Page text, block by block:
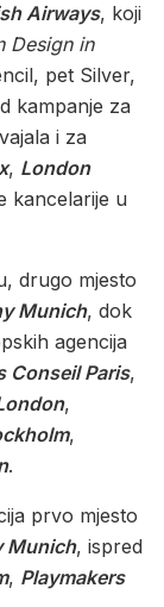
Airways, koji
Design in
pet Silver,
kampanje za
i za
, London
kancelarije u
drugo mjesto
Munich, dok
agencija
Conseil Paris,
,
,
.
prvo mjesto
Munich, ispred
, Playmakers